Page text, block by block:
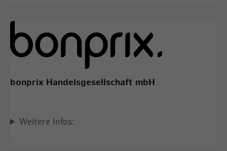
bonprix Handelsgesellschaft mbH
Weitere Infos: